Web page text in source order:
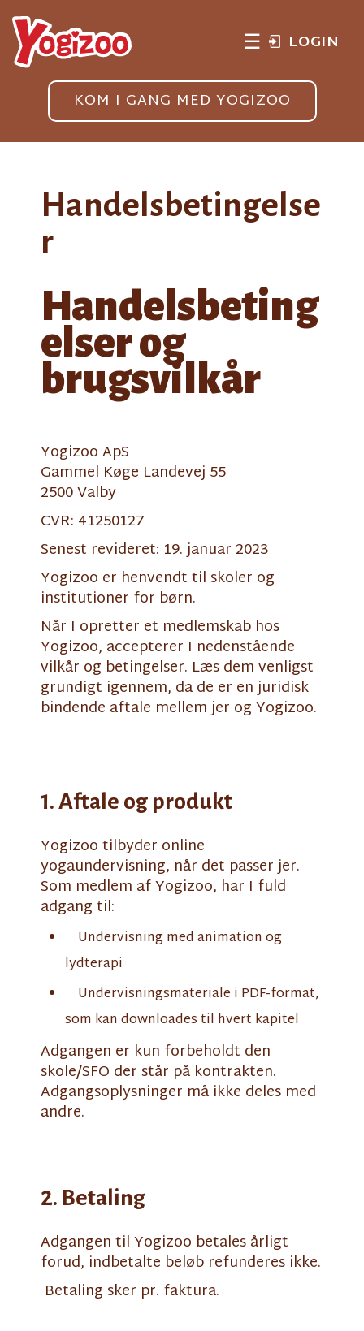
KOM I GANG MED YOGIZOO
LOGIN
☰
Handelsbetingelse
r
Handelsbeting
elser og
brugsvilkår
Yogizoo ApS
Gammel Køge Landevej 55
2500 Valby
CVR: 41250127
Senest revideret: 19. januar 2023
Yogizoo er henvendt til skoler og
institutioner for børn.
Når I opretter et medlemskab hos
Yogizoo, accepterer I nedenstående
vilkår og betingelser. Læs dem venligst
grundigt igennem, da de er en juridisk
bindende aftale mellem jer og Yogizoo.
1. Aftale og produkt
Yogizoo tilbyder online
yogaundervisning, når det passer jer.
Som medlem af Yogizoo, har I fuld
adgang til:
Undervisning med animation og
lydterapi
Undervisningsmateriale i PDF-format,
som kan downloades til hvert kapitel
Adgangen er kun forbeholdt den
skole/SFO der står på kontrakten.
Adgangsoplysninger må ikke deles med
andre.
2. Betaling
Adgangen til Yogizoo betales årligt
forud, indbetalte beløb refunderes ikke.
Betaling sker pr. faktura.